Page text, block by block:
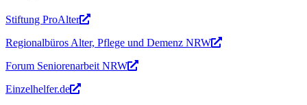
Stiftung ProAlter
Regionalbüros Alter, Pflege und Demenz NRW
Forum Seniorenarbeit NRW
Einzelhelfer.de